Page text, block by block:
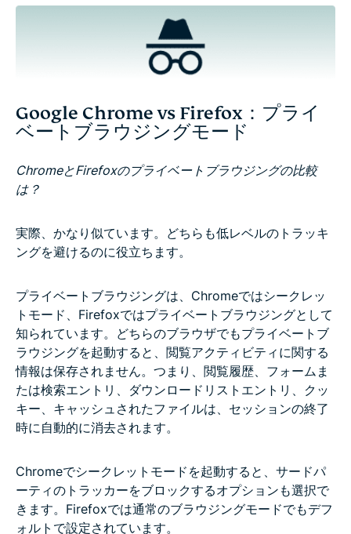
Google Chrome vs Firefox：プライ
ベートブラウジングモード
ChromeとFirefoxのプライベートブラウジングの比較
は？
実際、かなり似ています。どちらも低レベルのトラッキ
ングを避けるのに役立ちます。
プライベートブラウジングは、Chromeではシークレッ
トモード、Firefoxではプライベートブラウジングとして
知られています。どちらのブラウザでもプライベートブ
ラウジングを起動すると、閲覧アクティビティに関する
情報は保存されません。つまり、閲覧履歴、フォームま
たは検索エントリ、ダウンロードリストエントリ、クッ
キー、キャッシュされたファイルは、セッションの終了
時に自動的に消去されます。
Chromeでシークレットモードを起動すると、サードパ
ーティのトラッカーをブロックするオプションも選択で
きます。Firefoxでは通常のブラウジングモードでもデフ
ォルトで設定されています。